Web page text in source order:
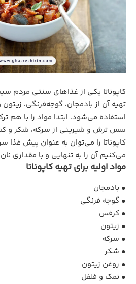
کاپوناتا یکی از غذاهای سنتی مردم
تهیه آن از بادمجان، گوجه‌فرنگی،
استفاده می‌شود. ابتدا مواد را با
سس ترش و شیرینی از سرکه، شکر و
کاپوناتا را می‌توان به عنوان پیش غذا
می‌کنیم آن را به تنهایی و با مقداری
مواد اولیه برای تهیه کاپوناتا
• بادمجان
• گوجه ‌فرنگی
• کرفس
• زیتون
• سرکه
• شکر
• روغن زیتون
• نمک و فلفل